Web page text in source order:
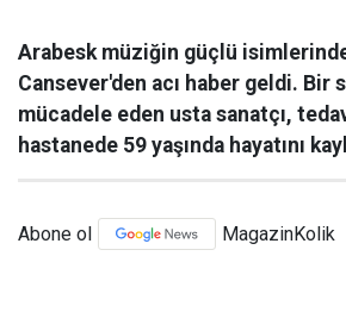
Arabesk müziğin güçlü
Cansever'den acı haber geldi.
mücadele eden usta sanatçı,
hastanede 59 yaşında hayatını
Abone ol MagazinKolik